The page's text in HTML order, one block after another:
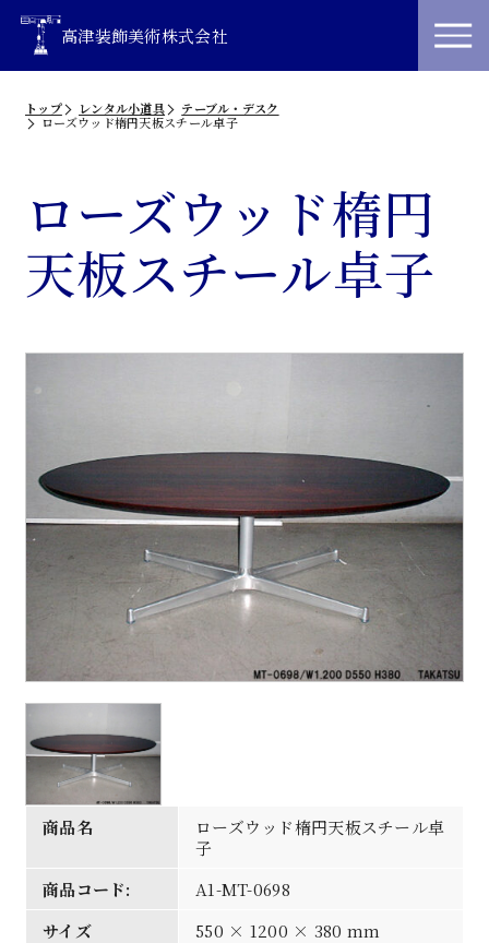
高津装飾美術株式会社
トップ レンタル小道具
テーブル・デスク
ローズウッド楕円天板スチール卓子
ローズウッド楕円
天板スチール卓子
商品名
ローズウッド楕円天板スチール卓
子
商品コード:
A1-MT-0698
サイズ
550 × 1200 × 380 mm